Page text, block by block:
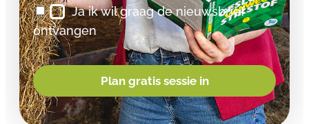
Ja ik wil graag de nieuwsbrief
ontvangen
Plan gratis sessie in